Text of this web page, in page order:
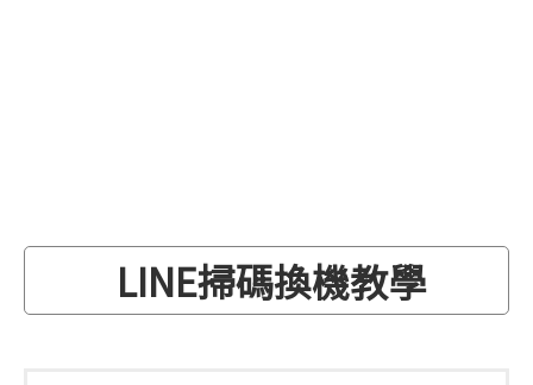
LINE掃碼換機教學